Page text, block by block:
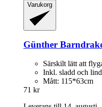
Varukorg
Günther
Särskilt lätt att
Inkl. sladd och
Mått: 115*63cm
71 kr